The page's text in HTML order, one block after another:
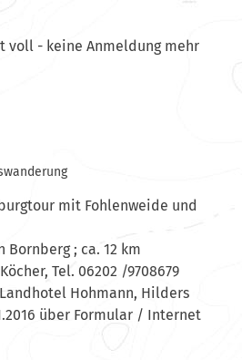
voll - keine Anmeldung mehr
mit Fohlenweide und
Bornberg ; ca. 12 km
Tel. 06202 /9708679
Hohmann, Hilders
über Formular / Internet